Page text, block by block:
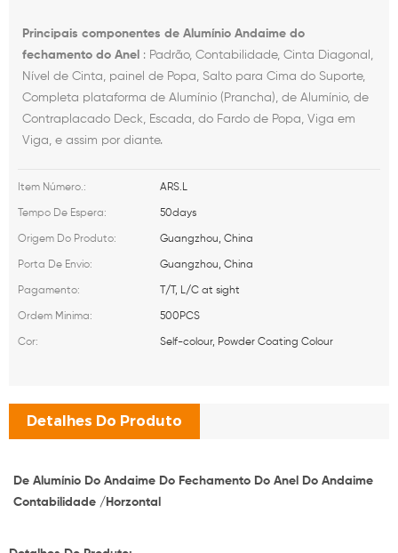
Principais componentes de Alumínio Andaime do
fechamento do Anel : Padrão, Contabilidade, Cinta Diagonal,
Nível de Cinta, painel de Popa, Salto para Cima do Suporte,
Completa plataforma de Alumínio (Prancha), de Alumínio, de
Contraplacado Deck, Escada, do Fardo de Popa, Viga em
Viga, e assim por diante.
Item Número.: ARS.L
Tempo De Espera: 50days
Origem Do Produto: Guangzhou, China
Porta De Envio: Guangzhou, China
Pagamento: T/T, L/C at sight
Ordem Minima: 500PCS
Cor: Self-colour, Powder Coating Colour
Detalhes Do Produto
De Alumínio Do Andaime Do Fechamento Do Anel Do Andaime
Contabilidade /Horzontal